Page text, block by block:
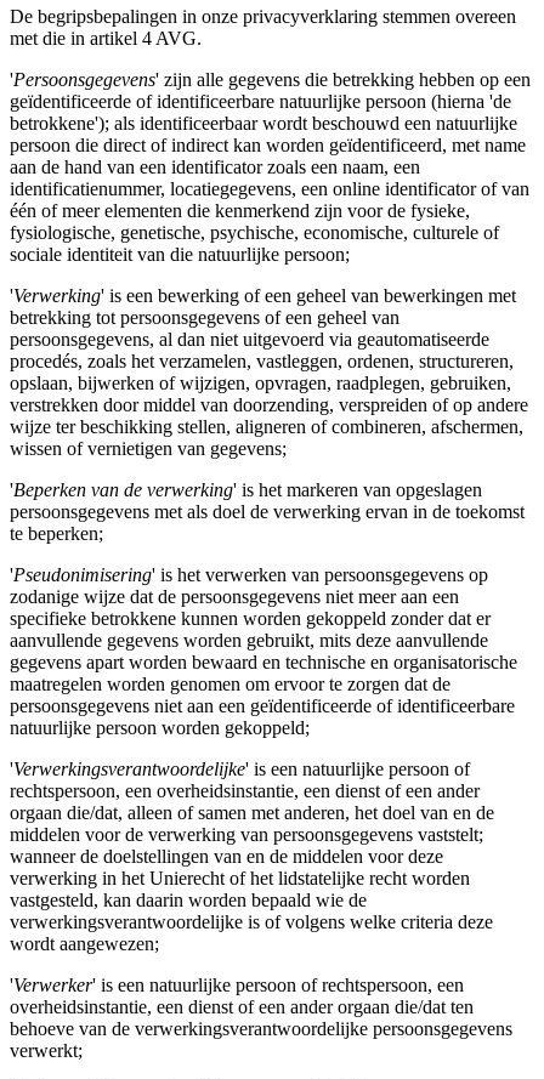
De begripsbepalingen in onze privacyverklaring stemmen overeen
met die in artikel 4 AVG.
'Persoonsgegevens' zijn alle gegevens die betrekking hebben op een
geïdentificeerde of identificeerbare natuurlijke persoon (hierna 'de
betrokkene'); als identificeerbaar wordt beschouwd een natuurlijke
persoon die direct of indirect kan worden geïdentificeerd, met name
aan de hand van een identificator zoals een naam, een
identificatienummer, locatiegegevens, een online identificator of van
één of meer elementen die kenmerkend zijn voor de fysieke,
fysiologische, genetische, psychische, economische, culturele of
sociale identiteit van die natuurlijke persoon;
'Verwerking' is een bewerking of een geheel van bewerkingen met
betrekking tot persoonsgegevens of een geheel van
persoonsgegevens, al dan niet uitgevoerd via geautomatiseerde
procedés, zoals het verzamelen, vastleggen, ordenen, structureren,
opslaan, bijwerken of wijzigen, opvragen, raadplegen, gebruiken,
verstrekken door middel van doorzending, verspreiden of op andere
wijze ter beschikking stellen, aligneren of combineren, afschermen,
wissen of vernietigen van gegevens;
'Beperken van de verwerking' is het markeren van opgeslagen
persoonsgegevens met als doel de verwerking ervan in de toekomst
te beperken;
'Pseudonimisering' is het verwerken van persoonsgegevens op
zodanige wijze dat de persoonsgegevens niet meer aan een
specifieke betrokkene kunnen worden gekoppeld zonder dat er
aanvullende gegevens worden gebruikt, mits deze aanvullende
gegevens apart worden bewaard en technische en organisatorische
maatregelen worden genomen om ervoor te zorgen dat de
persoonsgegevens niet aan een geïdentificeerde of identificeerbare
natuurlijke persoon worden gekoppeld;
'Verwerkingsverantwoordelijke' is een natuurlijke persoon of
rechtspersoon, een overheidsinstantie, een dienst of een ander
orgaan die/dat, alleen of samen met anderen, het doel van en de
middelen voor de verwerking van persoonsgegevens vaststelt;
wanneer de doelstellingen van en de middelen voor deze
verwerking in het Unierecht of het lidstatelijke recht worden
vastgesteld, kan daarin worden bepaald wie de
verwerkingsverantwoordelijke is of volgens welke criteria deze
wordt aangewezen;
'Verwerker' is een natuurlijke persoon of rechtspersoon, een
overheidsinstantie, een dienst of een ander orgaan die/dat ten
behoeve van de verwerkingsverantwoordelijke persoonsgegevens
verwerkt;